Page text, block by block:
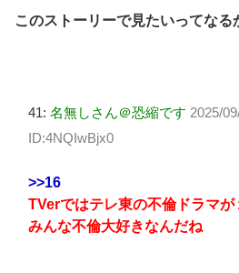
このストーリーで見たいってなる
41: 名無しさん＠恐縮です 2025/
ID:4NQIwBjx0
>>16
TVerではテレ東の不倫ドラマが
みんな不倫大好きなんだね